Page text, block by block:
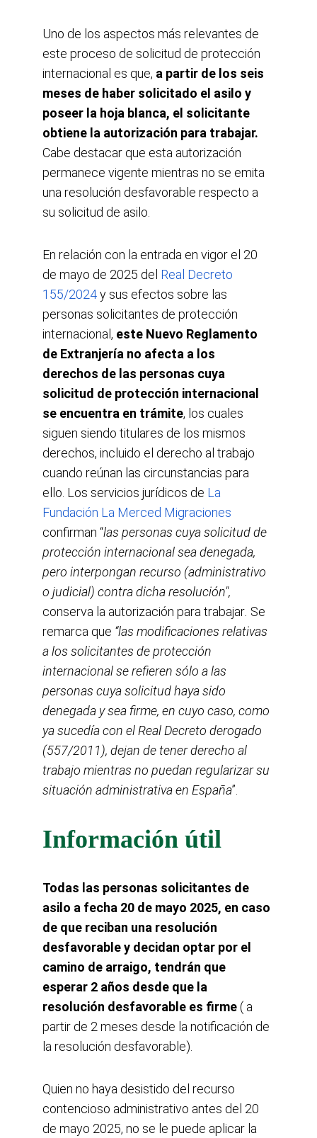
Uno de los aspectos más relevantes de
este proceso de solicitud de protección
internacional es que, a partir de los seis
meses de haber solicitado el asilo y
poseer la hoja blanca, el solicitante
obtiene la autorización para trabajar.
Cabe destacar que esta autorización
permanece vigente mientras no se emita
una resolución desfavorable respecto a
su solicitud de asilo.
En relación con la entrada en vigor el 20
de mayo de 2025 del Real Decreto
155/2024 y sus efectos sobre las
personas solicitantes de protección
internacional, este Nuevo Reglamento
de Extranjería no afecta a los
derechos de las personas cuya
solicitud de protección internacional
se encuentra en trámite, los cuales
siguen siendo titulares de los mismos
derechos, incluido el derecho al trabajo
cuando reúnan las circunstancias para
ello. Los servicios jurídicos de La
Fundación La Merced Migraciones
confirman “las personas cuya solicitud de
protección internacional sea denegada,
pero interpongan recurso (administrativo
o judicial) contra dicha resolución",
conserva la autorización para trabajar Se
remarca que “las modificaciones relativas
a los solicitantes de protección
internacional se refieren sólo a las
personas cuya solicitud haya sido
denegada y sea firme, en cuyo caso, como
ya sucedía con el Real Decreto derogado
(557/2011), dejan de tener derecho al
trabajo mientras no puedan regularizar su
situación administrativa en España”.
Información útil
Todas las personas solicitantes de
asilo a fecha 20 de mayo 2025, en caso
de que reciban una resolución
desfavorable y decidan optar por el
camino de arraigo, tendrán que
esperar 2 años desde que la
resolución desfavorable es firme ( a
partir de 2 meses desde la notificación de
la resolución desfavorable).
Quien no haya desistido del recurso
contencioso administrativo antes del 20
de mayo 2025, no se le puede aplicar la